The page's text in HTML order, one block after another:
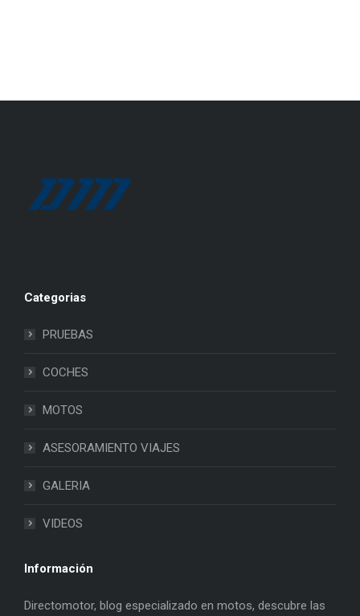
Categorias
PRUEBAS
COCHES
MOTOS
ASESORAMIENTO VIAJES
GALERIA
VIDEOS
Información
Directomotor, blog especializado en motos, descubre las